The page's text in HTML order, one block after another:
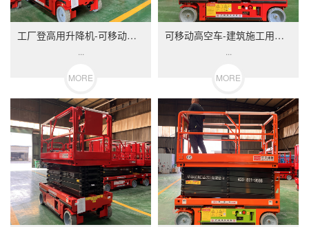
工厂登高用升降机-可移动全自行高空作业升降车
...
MORE
可移动高空车-建筑施工用高空作业登高车替代脚
...
MORE